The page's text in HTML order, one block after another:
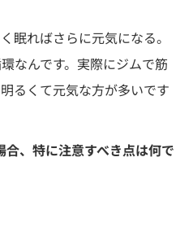
眠ればさらに元気になる。
なんです。実際にジムで筋
るくて元気な方が多いです
、特に注意すべき点は何で